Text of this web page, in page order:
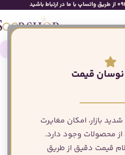
نوسان قیمت
بازار، امکان مغایرت
محصولات وجود دارد.
قیمت دقیق از طریق